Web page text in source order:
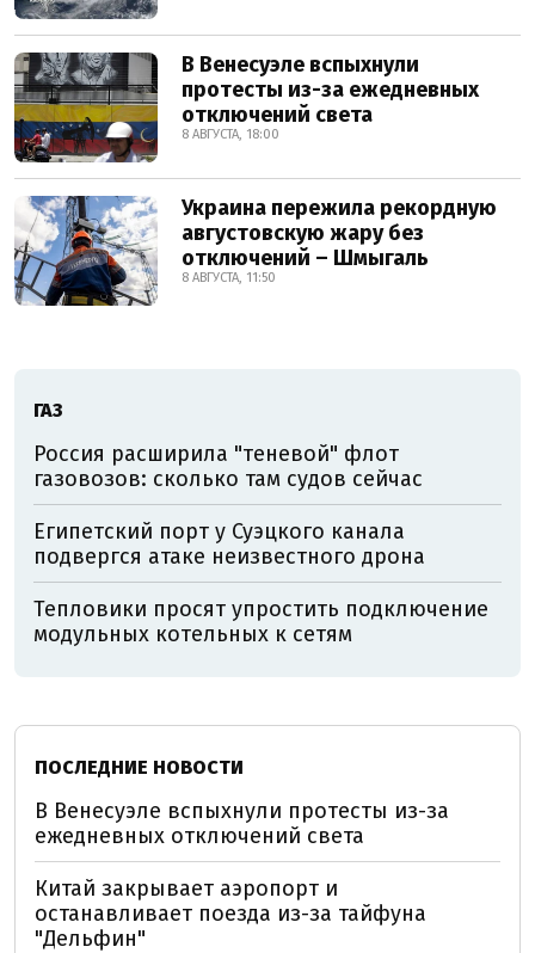
В Венесуэле вспыхнули
протесты из-за ежедневных
отключений света
8 АВГУСТА, 18:00
Украина пережила рекордную
августовскую жару без
отключений – Шмыгаль
8 АВГУСТА, 11:50
ГАЗ
Россия расширила "теневой" флот
газовозов: сколько там судов сейчас
Египетский порт у Суэцкого канала
подвергся атаке неизвестного дрона
Тепловики просят упростить подключение
модульных котельных к сетям
ПОСЛЕДНИЕ НОВОСТИ
В Венесуэле вспыхнули протесты из-за
ежедневных отключений света
Китай закрывает аэропорт и
останавливает поезда из-за тайфуна
"Дельфин"